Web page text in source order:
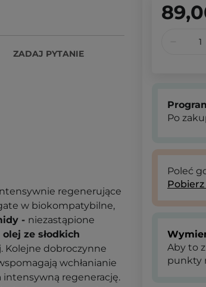
ZADAJ PYTANIE
regenerujące
w biokompatybilne,
- niezastąpione
olej ze słodkich
Kolejne dobroczynne
wchłanianie
intensywną regenerację.
Po
Poleć
Aby to
punkty